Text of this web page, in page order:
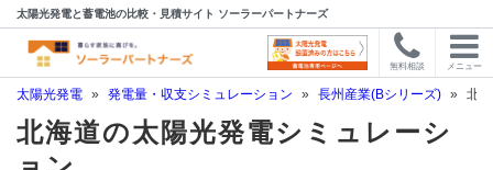
太陽光発電と蓄電池の比較・見積サイト ソーラーパートナーズ
無料相談 メニュー
太陽光発電 » 発電量・収支シミュレーション » 長州産業(Bシリーズ) » 北
北海道の太陽光発電シミュレーシ